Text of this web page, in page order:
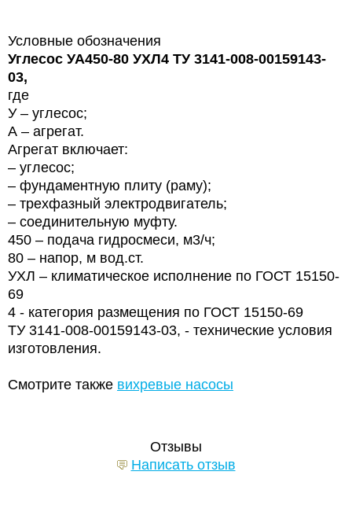
Условные обозначения
Углесос УА450-80 УХЛ4 ТУ 3141-008-00159143-
03,
где
У – углесос;
А – агрегат.
Агрегат включает:
– углесос;
– фундаментную плиту (раму);
– трехфазный электродвигатель;
– соединительную муфту.
450 – подача гидросмеси, м3/ч;
80 – напор, м вод.ст.
УХЛ – климатическое исполнение по ГОСТ 15150-
69
4 - категория размещения по ГОСТ 15150-69
ТУ 3141-008-00159143-03, - технические условия
изготовления.
Смотрите также вихревые насосы
Отзывы
Написать отзыв